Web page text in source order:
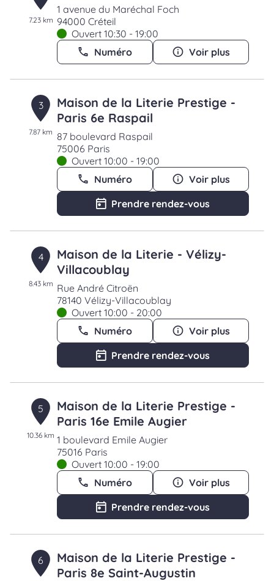
7.23 km
1 avenue du Maréchal Foch
94000 Créteil
Ouvert 10:30 - 19:00
Numéro
Voir plus
3
7.87 km
Maison de la Literie Prestige -
Paris 6e Raspail
87 boulevard Raspail
75006 Paris
Ouvert 10:00 - 19:00
Numéro
Voir plus
Prendre rendez-vous
4
8.43 km
Maison de la Literie - Vélizy-
Villacoublay
Rue André Citroën
78140 Vélizy-Villacoublay
Ouvert 10:00 - 20:00
Numéro
Voir plus
Prendre rendez-vous
5
10.36 km
Maison de la Literie Prestige -
Paris 16e Emile Augier
1 boulevard Emile Augier
75016 Paris
Ouvert 10:00 - 19:00
Numéro
Voir plus
Prendre rendez-vous
6
Maison de la Literie Prestige -
Paris 8e Saint-Augustin